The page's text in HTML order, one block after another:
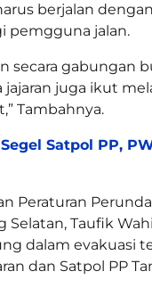
berjalan
pemgguna jalan.
secara gabungan
jajaran juga ikut
Tambahnya.
Satpol PP,
Peraturan
Selatan, Taufik
dalam evakuasi
dan Satpol PP